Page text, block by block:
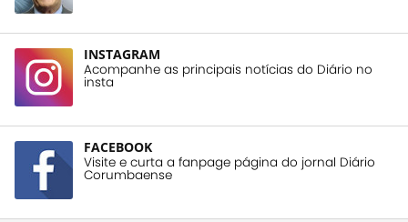
INSTAGRAM
Acompanhe as principais notícias do Diário no
insta
FACEBOOK
Visite e curta a fanpage página do jornal Diário
Corumbaense